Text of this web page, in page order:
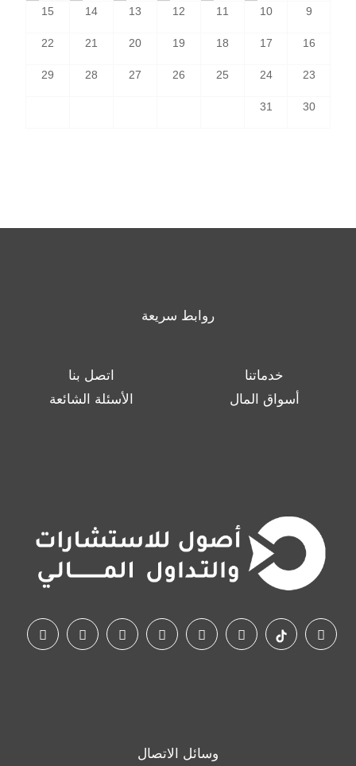
9
10
11
12
13
14
15
16
17
18
19
20
21
22
23
24
25
26
27
28
29
30
31
روابط سريعة
خدماتنا
اتصل بنا
أسواق المال
الأسئلة الشائعة
وسائل الاتصال